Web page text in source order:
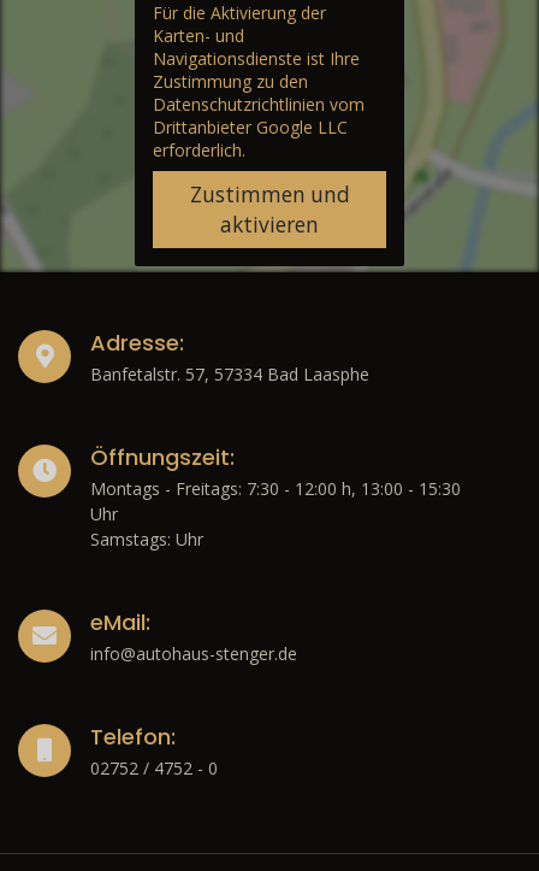
Für die Aktivierung der
Karten- und
Navigationsdienste ist Ihre
Zustimmung zu den
Datenschutzrichtlinien vom
Drittanbieter Google LLC
erforderlich.
Zustimmen und
aktivieren
Adresse:
Banfetalstr. 57, 57334 Bad Laasphe
Öffnungszeit:
Montags - Freitags: 7:30 - 12:00 h, 13:00 - 15:30
Uhr
Samstags: Uhr
eMail:
info@autohaus-stenger.de
Telefon:
02752 / 4752 - 0